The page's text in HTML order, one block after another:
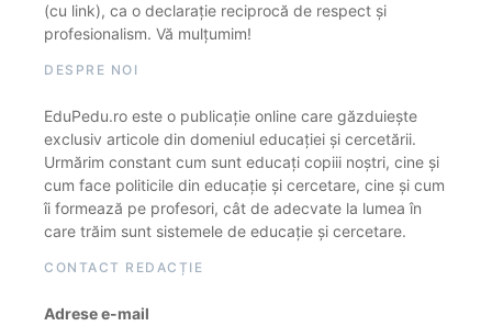
(cu link), ca o declarație reciprocă de respect și
profesionalism. Vă mulțumim!
DESPRE NOI
EduPedu.ro este o publicație online care găzduiește
exclusiv articole din domeniul educației și cercetării.
Urmărim constant cum sunt educați copiii noștri, cine și
cum face politicile din educație și cercetare, cine și cum
îi formează pe profesori, cât de adecvate la lumea în
care trăim sunt sistemele de educație și cercetare.
CONTACT REDACȚIE
Adrese e-mail